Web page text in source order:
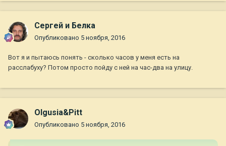
Сергей и Белка
Опубликовано 5 ноября, 2016
Вот я и пытаюсь понять - сколько часов у меня есть на
расслабуху? Потом просто пойду с ней на час-два на улицу.
Olgusia&Pitt
Опубликовано 5 ноября, 2016